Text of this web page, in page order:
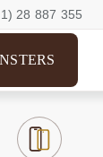
28 887 355